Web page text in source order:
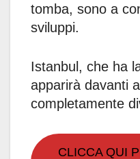
tomba, sono a
sviluppi.
Istanbul, che ha
apparirà davanti
completamente
CLICCA QUI